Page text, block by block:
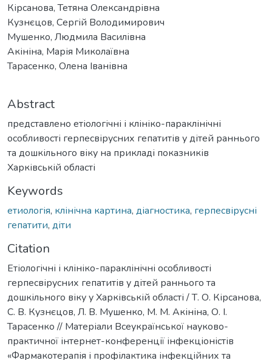
Кірсанова, Тетяна Олександрівна
Кузнєцов, Сергій Володимирович
Мушенко, Людмила Василівна
Акініна, Марія Миколаївна
Тарасенко, Олена Іванівна
Abstract
представлено етіологічні і клініко-параклінічні
особливості герпесвірусних гепатитів у дітей раннього
та дошкільного віку на прикладі показників
Харківській області
Keywords
етиологія, клінічна картина, діагностика, герпесвірусні
гепатити, діти
Citation
Етіологічні і клініко-параклінічні особливості
герпесвірусних гепатитів у дітей раннього та
дошкільного віку у Харківській області / Т. О. Кірсанова,
С. В. Кузнєцов, Л. В. Мушенко, М. М. Акініна, О. І.
Тарасенко // Матеріали Всеукраїнської науково-
практичної інтернет-конференції інфекціоністів
«Фармакотерапія і профілактика інфекційних та